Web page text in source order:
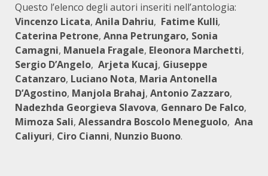
Questo l’elenco degli autori inseriti nell’antologia:
Vincenzo Licata, Anila Dahriu, Fatime Kulli,
Caterina Petrone, Anna Petrungaro, Sonia
Camagni, Manuela Fragale, Eleonora Marchetti,
Sergio D’Angelo, Arjeta Kucaj, Giuseppe
Catanzaro, Luciano Nota, Maria Antonella
D’Agostino, Manjola Brahaj, Antonio Zazzaro,
Nadezhda Georgieva Slavova, Gennaro De Falco,
Mimoza Sali, Alessandra Boscolo Meneguolo, Ana
Caliyuri, Ciro Cianni, Nunzio Buono.